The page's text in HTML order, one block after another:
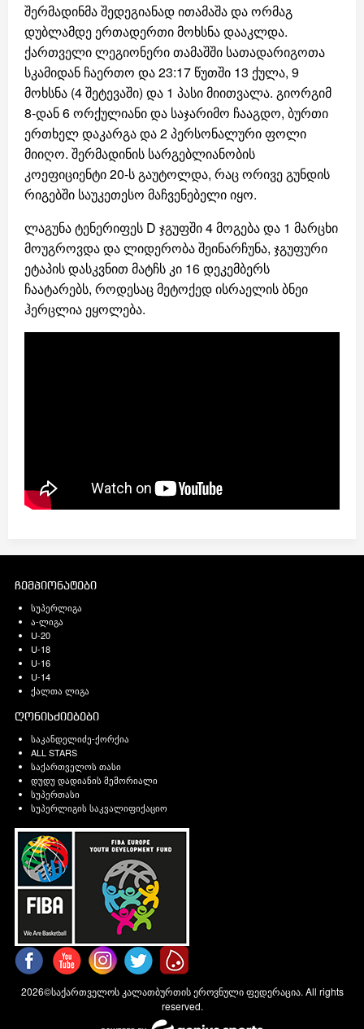
შერმადინმა შედეგიანად ითამაშა და ორმაგ
დუბლამდე ერთადერთი მოხსნა დააკლდა.
ქართველი ლეგიონერი თამაშში სათადარიგოთა
სკამიდან ჩაერთო და 23:17 წუთში 13 ქულა, 9
მოხსნა (4 შეტევაში) და 1 პასი მიითვალა. გიორგიმ
8-დან 6 ორქულიანი და საჯარიმო ჩააგდო, ბურთი
ერთხელ დაკარგა და 2 პერსონალური ფოლი
მიიღო. შერმადინის სარგებლიანობის
კოეფიციენტი 20-ს გაუტოლდა, რაც ორივე გუნდის
რიგებში საუკეთესო მაჩვენებელი იყო.
ლაგუნა ტენერიფეს D ჯგუფში 4 მოგება და 1 მარცხი
მოუგროვდა და ლიდერობა შეინარჩუნა, ჯგუფური
ეტაპის დასკვნით მატჩს კი 16 დეკემბერს
ჩაატარებს, როდესაც მეტოქედ ისრაელის ბნეი
ჰერცლია ეყოლება.
ჩემპიონატები
სუპერლიგა
ა-ლიგა
U-20
U-18
U-16
U-14
ქალთა ლიგა
ღონისძიებები
საკანდელიძე-ქორქია
ALL STARS
საქართველოს თასი
დუდუ დადიანის მემორიალი
სუპერთასი
სუპერლიგის საკვალიფიქაციო
2026©საქართველოს კალათბურთის ეროვნული ფედერაცია. All rights
reserved.